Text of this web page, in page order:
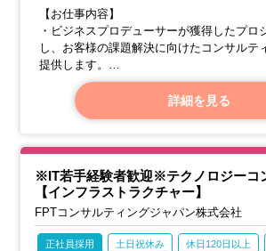
【お仕事内容】
・ビジネスプロデューサーが獲得したプロ
し、お客様の課題解決に向けたコンサルテ
提供します。
・業界やソリューションの垣根を越え、戦
する幅広いサポートを行います。
詳細を見る
※IT若手経験者歓迎※テクノロジーコ
【インフラストラクチャー】
FPTコンサルティングジャパン株式会社
正社員採用 土日祝休み 休日120日以上